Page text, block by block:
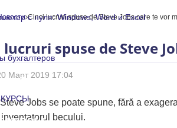
с нуля: Windows, Word и Excel
с нуля: Windows, Word и
бухгалтеров
бухгалтеров
КУРСЫ
Cinci lucruri spuse de Steve Jobs care te vor
lucruri spuse de Steve
Март 2019 17:04
Jobs se poate spune, fără a
becului.